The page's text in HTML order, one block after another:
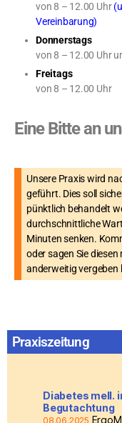
von 8 – 12.00 Uhr
Vereinbarung)
Donnerstags
von 8 – 12.00 Uhr
Freitags
von 8 – 12.00 Uhr
Eine Bitte an
Unsere Praxis wird
geführt. Dies soll
pünktlich behandelt
durchschnittliche
Minuten senken.
oder sagen Sie
anderweitig vergeben
Praxiszeitung
Diabetes mell.
Begutachtung
08.06.2025